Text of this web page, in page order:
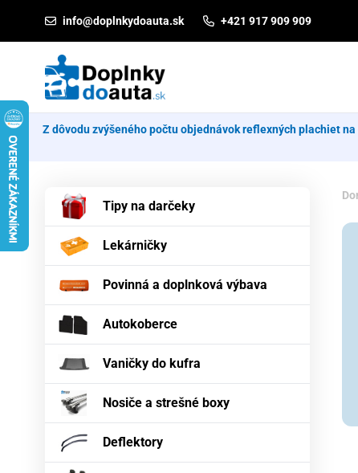
info@doplnkydoauta.sk +421 917 909 909
Z dôvodu zvýšeného počtu objednávok reflexných plachiet
Tipy na darčeky
Lekárničky
Povinná a doplnková výbava
Autokoberce
Vaničky do kufra
Nosiče a strešné boxy
Deflektory